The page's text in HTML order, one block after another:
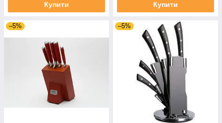
Купити Купити
–5% –5%